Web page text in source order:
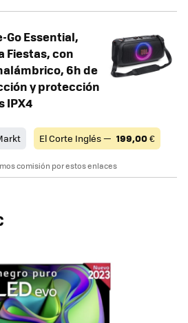
Go Essential,
Fiestas, con
6h de
y protección
IPX4
El Corte Inglés — 199,00€
comisión por estos enlaces